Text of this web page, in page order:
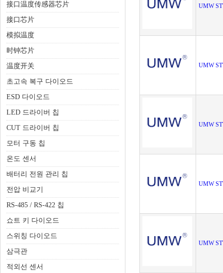
接口温度传感器芯片
接口芯片
模拟温度
时钟芯片
温度开关
초고속 복구 다이오드
ESD 다이오드
LED 드라이버 칩
CUT 드라이버 칩
모터 구동 칩
온도 센서
배터리 전원 관리 칩
전압 비교기
RS-485 / RS-422 칩
쇼트 키 다이오드
스위칭 다이오드
삼극관
적외선 센서
UMW
UMW
UMW
UMW
UMW